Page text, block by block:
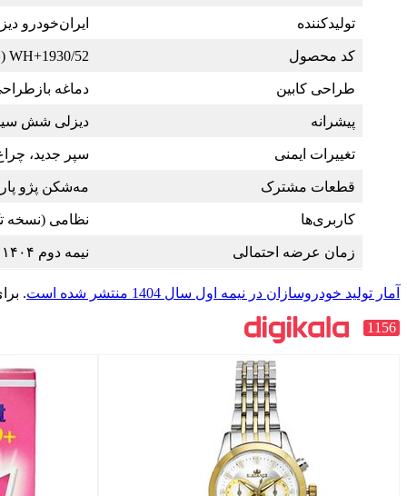
تولیدکننده ایران‌خودرو
کد محصول WH+1930/52 (نسخه تک‌محور)
طراحی کابین دماغه
پیشرانه دیزلی شش سیلندر خطی
تغییرات ایمنی سپر جدید،
قطعات مشترک مه‌شکن پژو
کاربری‌ها نظامی
زمان عرضه احتمالی نیمه دوم ۱۴۰۴ یا اوایل ۱۴۰۵
آمار تولید خودروسازان در نیمه اول سال 1404 منتشر شده است .
1156